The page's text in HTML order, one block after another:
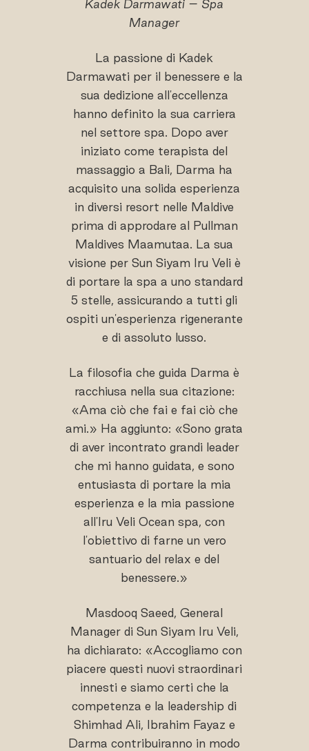
Kadek Darmawati – Spa
Manager
La passione di Kadek
Darmawati per il benessere e la
sua dedizione all'eccellenza
hanno definito la sua carriera
nel settore spa. Dopo aver
iniziato come terapista del
massaggio a Bali, Darma ha
acquisito una solida esperienza
in diversi resort nelle Maldive
prima di approdare al Pullman
Maldives Maamutaa. La sua
visione per Sun Siyam Iru Veli è
di portare la spa a uno standard
5 stelle, assicurando a tutti gli
ospiti un'esperienza rigenerante
e di assoluto lusso.
La filosofia che guida Darma è
racchiusa nella sua citazione:
«Ama ciò che fai e fai ciò che
ami.» Ha aggiunto: «Sono grata
di aver incontrato grandi leader
che mi hanno guidata, e sono
entusiasta di portare la mia
esperienza e la mia passione
all'Iru Veli Ocean spa, con
l'obiettivo di farne un vero
santuario del relax e del
benessere.»
Masdooq Saeed, General
Manager di Sun Siyam Iru Veli,
ha dichiarato: «Accogliamo con
piacere questi nuovi straordinari
innesti e siamo certi che la
competenza e la leadership di
Shimhad Ali, Ibrahim Fayaz e
Darma contribuiranno in modo